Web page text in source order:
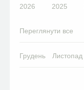
2026 2025
Переглянути все
Грудень Листопад